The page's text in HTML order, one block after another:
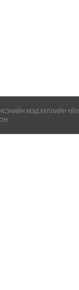
МЭДЭЭЛЛИЙН
ОН